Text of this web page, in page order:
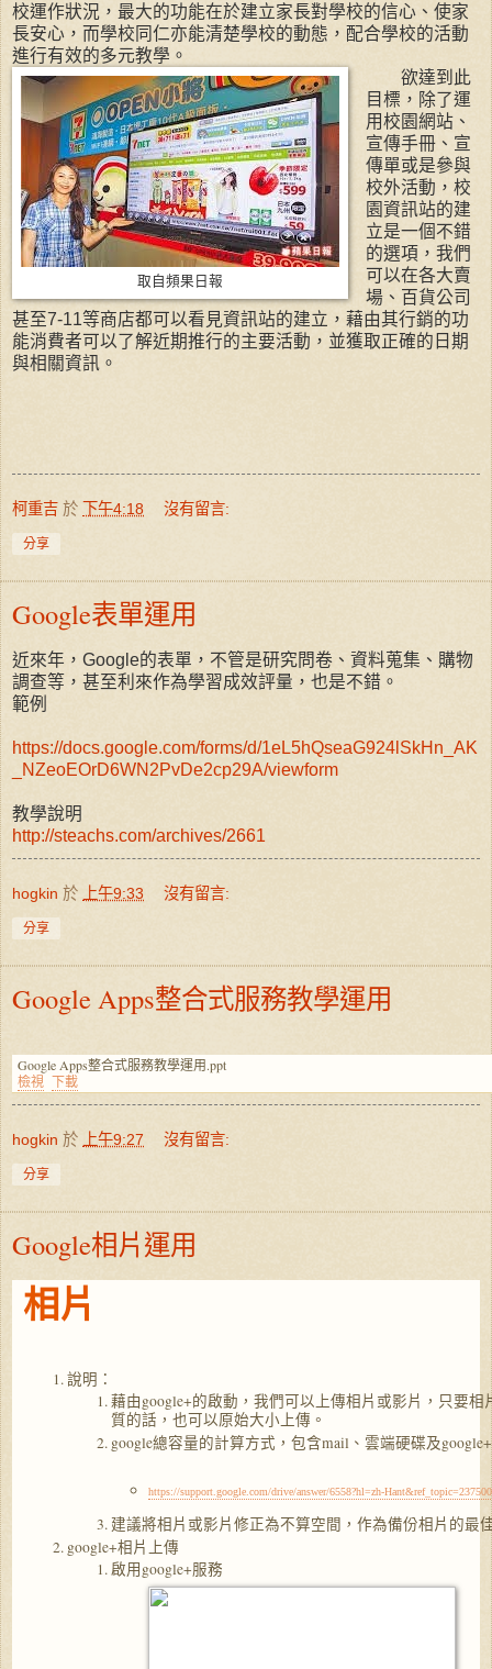
校運作狀況，最大的功能在於建立家長對學校的信心、使家
長安心，而學校同仁亦能清楚學校的動態，配合學校的活動
進行有效的多元教學。
取自頻果日報
欲達到此
目標，除了運
用校園網站、
宣傳手冊、宣
傳單或是參與
校外活動，校
園資訊站的建
立是一個不錯
的選項，我們
可以在各大賣
場、百貨公司
甚至7-11等商店都可以看見資訊站的建立，藉由其行銷的功
能消費者可以了解近期推行的主要活動，並獲取正確的日期
與相關資訊。
柯重吉 於 下午4:18 沒有留言:
分享
Google表單運用
近來年，Google的表單，不管是研究問卷、資料蒐集、購物
調查等，甚至利來作為學習成效評量，也是不錯。
範例
https://docs.google.com/forms/d/1eL5hQseaG924lSkHn_AK
_NZeoEOrD6WN2PvDe2cp29A/viewform
教學說明
http://steachs.com/archives/2661
hogkin 於 上午9:33 沒有留言:
分享
Google Apps整合式服務教學運用
Google Apps整合式服務教學運用.ppt
檢視 下載
hogkin 於 上午9:27 沒有留言:
分享
Google相片運用
相片
說明：
藉由google+的啟動，我們可以上傳相片或影片，只要
質的話，也可以原始大小上傳。
google總容量的計算方式，包含mail、雲端硬碟及
https://support.google.com/drive/answer/6558?hl=zh-
建議將相片或影片修正為不算空間，作為備份相片的最
google+相片上傳
啟用google+服務